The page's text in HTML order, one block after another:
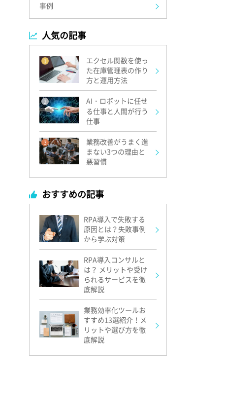
事例
人気の記事
エクセル関数を使っ
た在庫管理表の作り
方と運用方法
1
AI・ロボットに任せ
る仕事と人間が行う
仕事
2
業務改善がうまく進
まない3つの理由と
悪習慣
3
おすすめの記事
RPA導入で失敗する
原因とは？失敗事例
から学ぶ対策
RPA導入コンサルと
は？ メリットや受け
られるサービスを徹
底解説
業務効率化ツールお
すすめ13選紹介！メ
リットや選び方を徹
底解説